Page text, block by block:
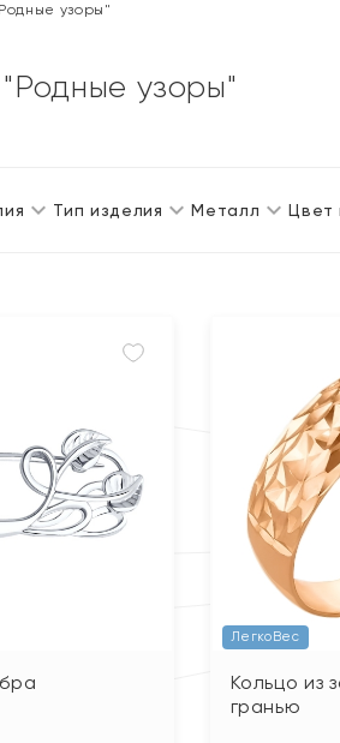
узоры"
узоры"
Тип изделия Металл Цвет
ЛегкоВес
Кольцо из
гранью